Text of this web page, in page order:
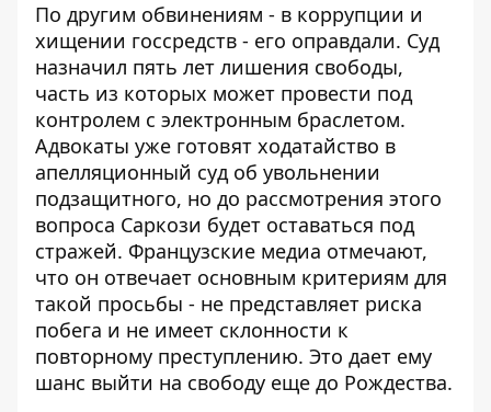
По другим обвинениям - в коррупции и
хищении госсредств - его оправдали. Суд
назначил пять лет лишения свободы,
часть из которых может провести под
контролем с электронным браслетом.
Адвокаты уже готовят ходатайство в
апелляционный суд об увольнении
подзащитного, но до рассмотрения этого
вопроса Саркози будет оставаться под
стражей. Французские медиа отмечают,
что он отвечает основным критериям для
такой просьбы - не представляет риска
побега и не имеет склонности к
повторному преступлению. Это дает ему
шанс выйти на свободу еще до Рождества.